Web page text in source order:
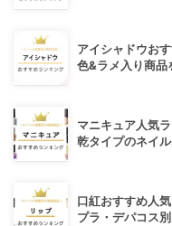
アイシャドウお
色&ラメ入り商品
マニキュア人気
乾タイプのネイ
口紅おすすめ人
プラ・デパコス別